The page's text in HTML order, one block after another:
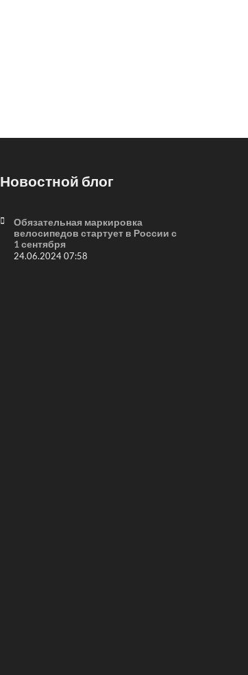
Новостной блог
Обязательная маркировка
велосипедов стартует в России с
1 сентября
24.06.2024 07:58